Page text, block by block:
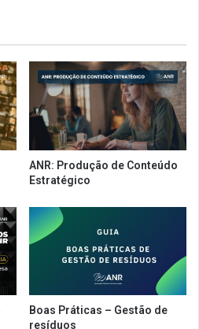
ANR: Produção de Conteúdo
Estratégico
Boas Práticas – Gestão de
resíduos